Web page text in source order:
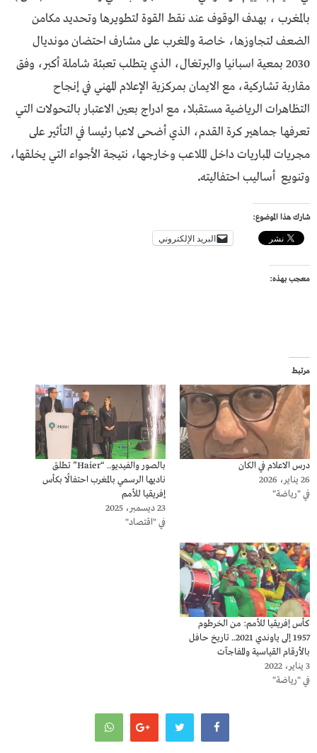
بالمغرب ، بهدف الوقوف عند نقط القوة لتطويرها وتحديد مكامن
الضعف لتجاوزها، خاصة والمغرب على مشارف احتضان مونديال
2030 بمعية اسبانيا والبرتغال، الذي يتطلب تعبئة شاملة أكبر، وفق
مقاربة تشاركية، مع الايمان بمركزية الإعلام المهني في إنجاح
التظاهرات الرياضية مستقبلا، مع ادراج بعين الاعتبار بالتحولات التي
تعرفها جماهير كرة القدم، الذي أضحى لاعبا رئيسا في التأثير على
مجريات المباريات داخل الملاعب وخارجها، نتيجة الأجواء التي يخلقها،
وتنويع أساليب احتفاليته.
شارك هذا الموضوع:
البريد الإلكتروني
معجب بهذه:
مرتبط
درس الاعلام في الكان
26 يناير، 2026
في "رياضة"
بالصور والفيديو.. “Haier” تطلق
ناديها الرسمي بالمغرب احتفالًا بكأس
إفريقيا للأمم
23 ديسمبر، 2025
في "اقتصاد"
كأس إفريقيا للأمم: من الخرطوم
1957 إلى ياوندي 2021.. تاريخ حافل
بالأرقام القياسية والمفاجآت
3 يناير، 2022
في "رياضة"